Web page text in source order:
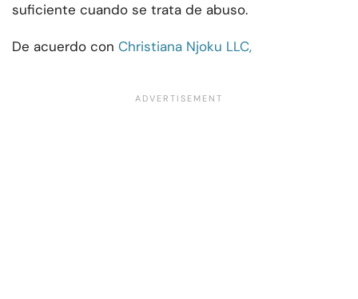
suficiente cuando se trata de abuso.
De acuerdo con Christiana Njoku LLC,